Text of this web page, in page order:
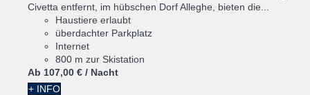
Civetta entfernt, im hübschen Dorf Alleghe, bieten die...
Haustiere erlaubt
überdachter Parkplatz
Internet
800 m zur Skistation
Ab 107,00 € / Nacht
+ INFO